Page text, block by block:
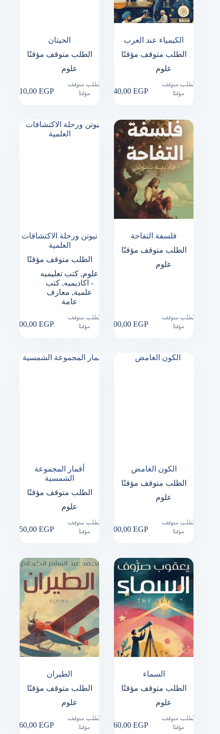
الحيتان
الطلب متوقف مؤقتًا
علوم
110,00 EGP
الطلب متوقف
مؤقتًا
الكيمياء عند العرب
الطلب متوقف مؤقتًا
علوم
140,00EGP
الطلب متوقف
مؤقتًا
نيوتن ورحلة الاكتشافات
العلمية
الطلب متوقف مؤقتًا
علوم,كتب تعليميه
- اكاديميه,كتب
علمية, معارف
عامة
100,00EGP
الطلب متوقف
مؤقتًا
فلسفة التفاحة
الطلب متوقف مؤقتًا
علوم
200,00EGP
الطلب متوقف
مؤقتًا
أقمار المجموعة
الشمسية
الطلب متوقف مؤقتًا
علوم
150,00EGP
الطلب متوقف
مؤقتًا
الكون الغامض
الطلب متوقف مؤقتًا
علوم
200,00EGP
الطلب متوقف
مؤقتًا
الطيران
الطلب متوقف مؤقتًا
علوم
260,00EGP
الطلب متوقف
مؤقتًا
السماء
الطلب متوقف مؤقتًا
علوم
260,00EGP
الطلب متوقف
مؤقتًا